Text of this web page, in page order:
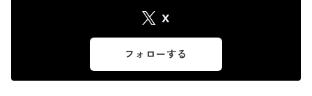
X
フォローする